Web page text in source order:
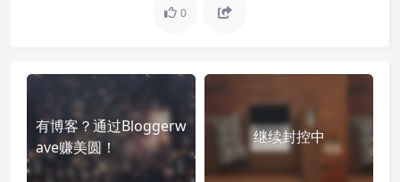
0
有博客？通过Bloggerw
ave赚美圆！
继续封控中